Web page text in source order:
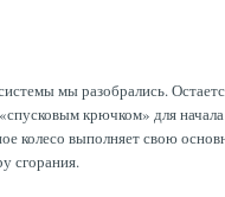
мы разобрались.
крючком» для
колесо выполняет свою
сгорания.